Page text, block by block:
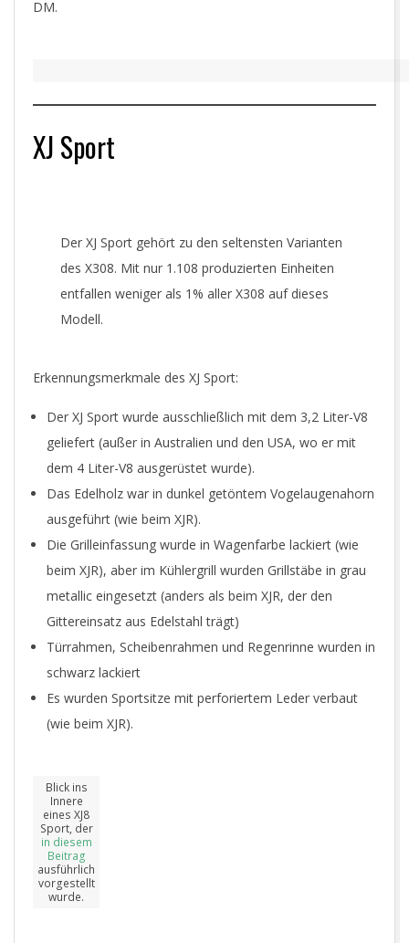
DM.
XJ Sport
Der XJ Sport gehört zu den seltensten Varianten
des X308. Mit nur 1.108 produzierten Einheiten
entfallen weniger als 1% aller X308 auf dieses
Modell.
Erkennungsmerkmale des XJ Sport:
Der XJ Sport wurde ausschließlich mit dem 3,2 Liter-V8
geliefert (außer in Australien und den USA, wo er mit
dem 4 Liter-V8 ausgerüstet wurde).
Das Edelholz war in dunkel getöntem Vogelaugenahorn
ausgeführt (wie beim XJR).
Die Grilleinfassung wurde in Wagenfarbe lackiert (wie
beim XJR), aber im Kühlergrill wurden Grillstäbe in grau
metallic eingesetzt (anders als beim XJR, der den
Gittereinsatz aus Edelstahl trägt)
Türrahmen, Scheibenrahmen und Regenrinne wurden in
schwarz lackiert
Es wurden Sportsitze mit perforiertem Leder verbaut
(wie beim XJR).
Blick ins
Innere
eines XJ8
Sport, der
in diesem
Beitrag
ausführlich
vorgestellt
wurde.